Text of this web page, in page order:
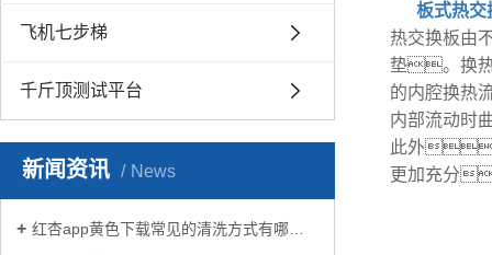
飞机七步梯
千斤顶测试平台
新闻资讯 News
红杏app黄色下载常见的清洗方式有哪些？
板式热交
热交换板由
垫。换
的内腔换热
内部流动
此外
更加充分